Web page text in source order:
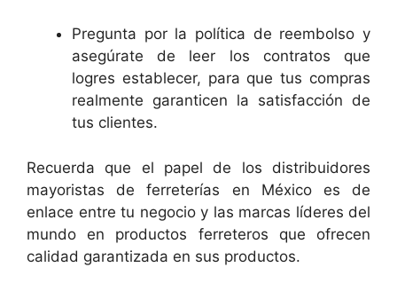
Pregunta por la política de reembolso y
asegúrate de leer los contratos que
logres establecer, para que tus compras
realmente garanticen la satisfacción de
tus clientes.
Recuerda que el papel de los distribuidores
mayoristas de ferreterías en México es de
enlace entre tu negocio y las marcas líderes del
mundo en productos ferreteros que ofrecen
calidad garantizada en sus productos.